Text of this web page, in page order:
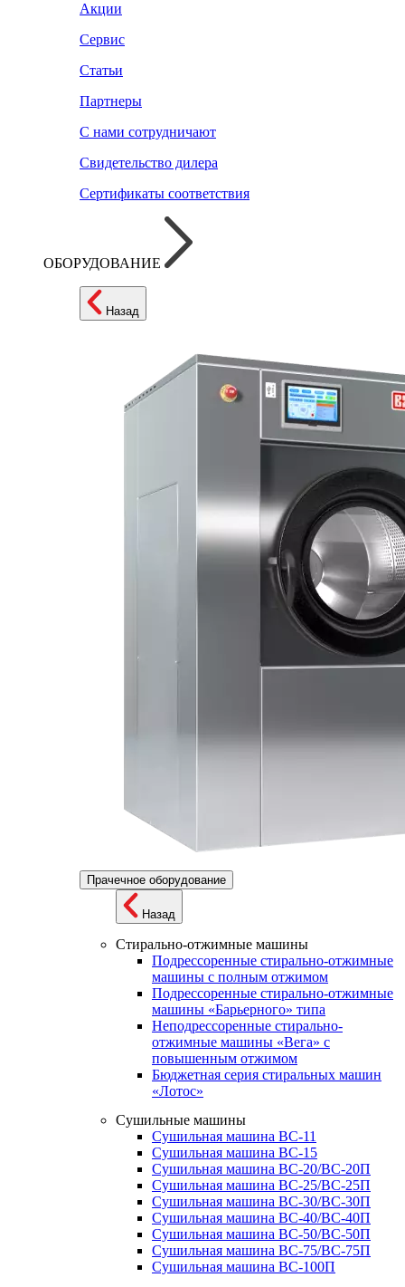
Акции
Сервис
Статьи
Партнеры
С нами сотрудничают
Свидетельство дилера
Сертификаты соответствия
ОБОРУДОВАНИЕ
Назад
Прачечное оборудование
Назад
Стирально-отжимные машины
Подрессоренные стирально-отжимные
машины с полным отжимом
Подрессоренные стирально-отжимные
машины «Барьерного» типа
Неподрессоренные стирально-
отжимные машины «Вега» с
повышенным отжимом
Бюджетная серия стиральных машин
«Лотос»
Сушильные машины
Сушильная машина ВС-11
Сушильная машина ВС-15
Сушильная машина ВС-20/ВС-20П
Сушильная машина ВС-25/ВС-25П
Сушильная машина ВС-30/ВС-30П
Сушильная машина ВС-40/ВС-40П
Сушильная машина ВС-50/ВС-50П
Сушильная машина ВС-75/ВС-75П
Сушильная машина ВС-100П